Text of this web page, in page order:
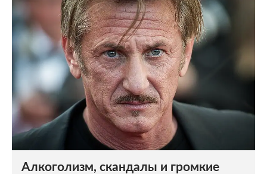
Алкоголизм, скандалы и громкие